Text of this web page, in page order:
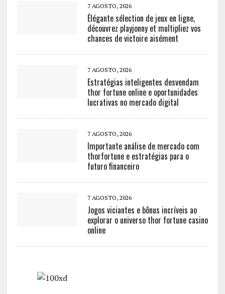
7 AGOSTO, 2026
Élégante sélection de jeux en ligne,
découvrez playjonny et multipliez vos
chances de victoire aisément
7 AGOSTO, 2026
Estratégias inteligentes desvendam
thor fortune online e oportunidades
lucrativas no mercado digital
7 AGOSTO, 2026
Importante análise de mercado com
thorfortune e estratégias para o
futuro financeiro
7 AGOSTO, 2026
Jogos viciantes e bônus incríveis ao
explorar o universo thor fortune casino
online